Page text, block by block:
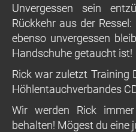
Unvergessen sein
Rückkehr aus der
ebenso unvergessen
Handschuhe getaucht ist!
Rick war zuletzt Training
Höhlentauchverbandes
Wir werden Rick
behalten! Mögest du eine